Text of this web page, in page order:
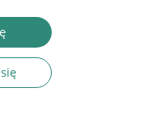
ELEMENT